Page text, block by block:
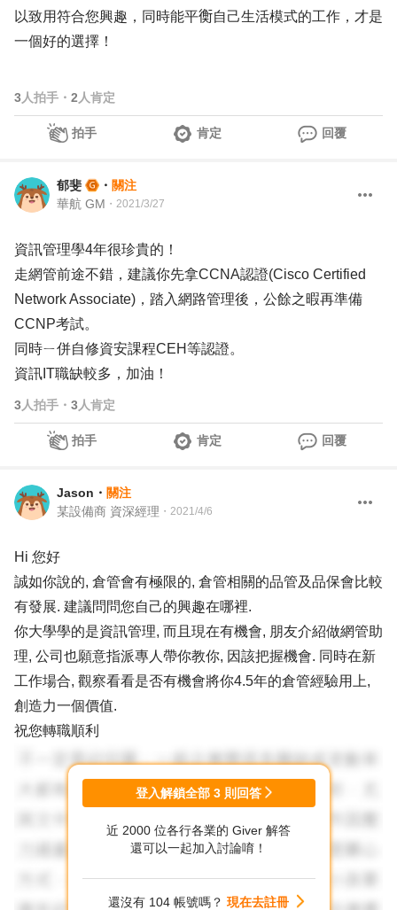
以致用符合您興趣，同時能平𧗾自己生活模式的工作，才是
一個好的選擇！
3人拍手 ・ 2 人肯定
拍手 肯定 回覆
郁斐 ・ 關注
華航 GM ・ 2021/3/27
資訊管理學4年很珍貴的！
走網管前途不錯，建議你先拿CCNA認證(Cisco Certified
Network Associate)，踏入網路管理後，公餘之暇再準備
CCNP考試。
同時ㄧ併自修資安課程CEH等認證。
資訊IT職缺較多，加油！
3人拍手 ・ 3人肯定
拍手 肯定 回覆
Jason ・ 關注
某設備商 資深經理 ・ 2021/4/6
Hi 您好
誠如你說的, 倉管會有極限的, 倉管相關的品管及品保會比較
有發展. 建議問問您自己的興趣在哪裡.
你大學學的是資訊管理, 而且現在有機會, 朋友介紹做網管助
理, 公司也願意指派專人帶你教你, 因該把握機會. 同時在新
工作場合, 觀察看看是否有機會將你4.5年的倉管經驗用上,
創造力一個價值.
祝您轉職順利
登入解鎖全部 3 則回答
近 2000 位各行各業的 Giver 解答
還可以一起加入討論唷！
還沒有 104 帳號嗎？ 現在去註冊